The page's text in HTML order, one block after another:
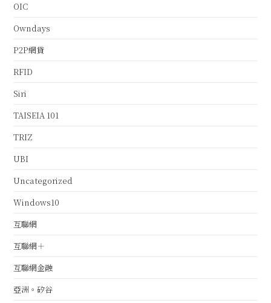
OIC
Owndays
P2P網貸
RFID
Siri
TAISEIA 101
TRIZ
UBI
Uncategorized
Windows10
互聯網
互聯網＋
互聯網金融
亞洲。矽谷